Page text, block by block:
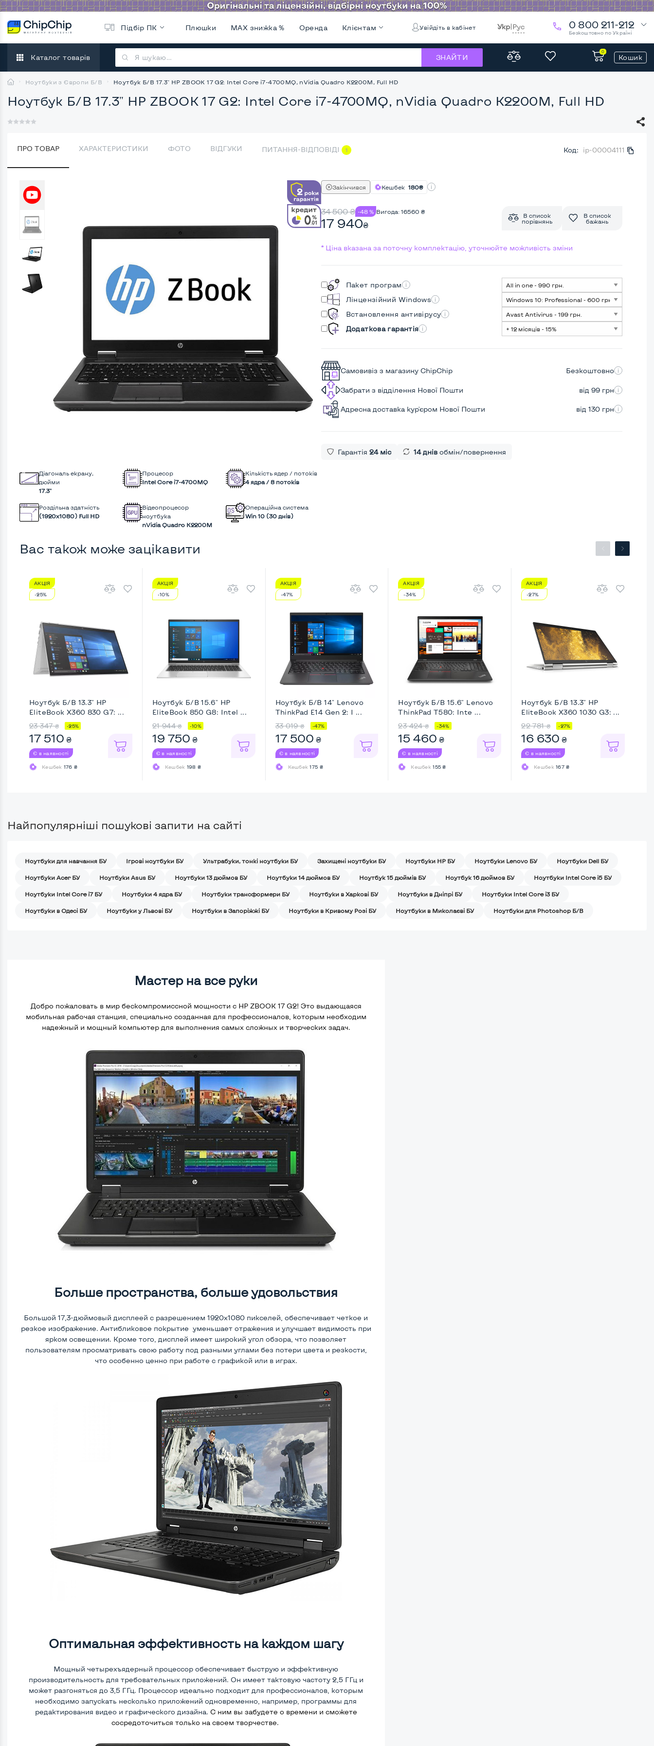
Підбір ПК Плюшки MAX знижка % Оренда Клієнтам Увійдіть в кабінет Укр|Рус 0 800 211-212
Безкоштовно по Україні
Каталог товарів ЗНАЙТИ
0
Кошик
Ноутбуки з Європи Б/В Ноутбук Б/В 17.3" HP ZBOOK 17 G2: Intel Core i7-4700MQ, nVidia Quadro K2200M, Full HD
Ноутбук Б/В 17.3" HP ZBOOK 17 G2: Intel Core i7-4700MQ, nVidia Quadro K2200M, Full HD
ПРО ТОВАР ХАРАКТЕРИСТИКИ ФОТО ВІДГУКИ ПИТАННЯ-ВІДПОВІДІ 1 Код: ip-00004111
Діагональ екрану,
дюйми
17.3"
Процесор
Intel Core i7-4700MQ
Кількість ядер / потоків
4 ядра / 8 потоків
Роздільна здатність
(1920х1080) Full HD
Відеопроцесор
ноутбука
nVidia Quadro K2200M
Операційна система
Win 10 (30 днів)
Закінчився Кешбек 180₴
34 500₴ -48 % Вигода: 16560 ₴
17 940₴
В список
порівнянь
В список
бажань
* Ціна вказана за поточну комплектацію, уточнюйте можливість зміни
Пакет програм
Лінцензійний Windows
Встановлення антивірусу
Додаткова гарантія
Самовивіз з магазину ChipChip Безкоштовно
Забрати з відділення Нової Пошти від 99 грн
Адресна доставка кур'єром Нової Пошти від 130 грн
Гарантія 24 міс 14 днівобмін/повернення
Вас також може зацікавити
АКЦІЯ
-25%
Ноутбук Б/В 13.3" HP
EliteBook X360 830 G7: ...
23 347 ₴ -25%
17 510 ₴
Є в наявності
Кешбек 176 ₴
АКЦІЯ
-10%
Ноутбук Б/В 15.6" HP
EliteBook 850 G8: Intel ...
21 944 ₴ -10%
19 750 ₴
Є в наявності
Кешбек 198 ₴
АКЦІЯ
-47%
Ноутбук Б/В 14" Lenovo
ThinkPad E14 Gen 2: I ...
33 019 ₴ -47%
17 500 ₴
Є в наявності
Кешбек175 ₴
АКЦІЯ
-34%
Ноутбук Б/В 15.6" Lenovo
ThinkPad T580: Inte ...
23 424 ₴ -34%
15 460 ₴
Є в наявності
Кешбек155 ₴
АКЦІЯ
-27%
Ноутбук Б/В 13.3" HP
EliteBook X360 1030 G3: ...
22 781 ₴ -27%
16 630 ₴
Є в наявності
Кешбек167 ₴
Найпопулярніші пошукові запити на сайті
Ноутбуки для навчання БУ Iгрові ноутбуки БУ Ультрабуки, тонкі ноутбуки БУ Захищені ноутбуки БУ Ноутбуки HP БУ Ноутбуки Lenovo БУ Ноутбуки Dell БУ
Ноутбуки Acer БУ Ноутбуки Asus БУ Ноутбуки 13 дюймов БУ Ноутбуки 14 дюймов БУ Ноутбук 15 дюймів БУ Ноутбук 16 дюймов БУ Ноутбуки Intel Core i5 БУ
Ноутбуки Intel Core i7 БУ Ноутбуки 4 ядра БУ Ноутбуки трансформери БУ Ноутбуки в Харкові БУ Ноутбуки в Дніпрі БУ Ноутбуки Intel Core i3 БУ
Ноутбуки в Одесі БУ Ноутбуки у Львові БУ Ноутбуки в Запоріжжі БУ Ноутбуки в Кривому Розі БУ Ноутбуки в Миколаєві БУ Ноутбуки для Photoshop Б/В
Мастер на все руки
Добро пожаловать в мир бескомпромиссной мощности с HP ZBOOK 17 G2! Это выдающаяся
мобильная рабочая станция, специально созданная для профессионалов, которым необходим
надежный и мощный компьютер для выполнения самых сложных и творческих задач.
Больше пространства, больше удовольствия
Большой 17,3-дюймовый дисплеей с разрешением 1920x1080 пикселей, обеспечивает четкое и
резкое изображение. Антибликовое покрытие уменьшает отражения и улучшает видимость при
ярком освещении. Кроме того, дисплей имеет широкий угол обзора, что позволяет
пользователям просматривать свою работу под разными углами без потери цвета и резкости,
что особенно ценно при работе с графикой или в играх.
Оптимальная эффективность на каждом шагу
Мощный четырехъядерный процессор обеспечивает быструю и эффективную
производительность для требовательных приложений. Он имеет тактовую частоту 2,5 ГГц и
может разгоняться до 3,5 ГГц. Процессор идеально подходит для профессионалов, которым
необходимо запускать несколько приложений одновременно, например, программы для
редактирования видео и графического дизайна. С ним вы забудете о времени и сможете
сосредоточиться только на своем творчестве.